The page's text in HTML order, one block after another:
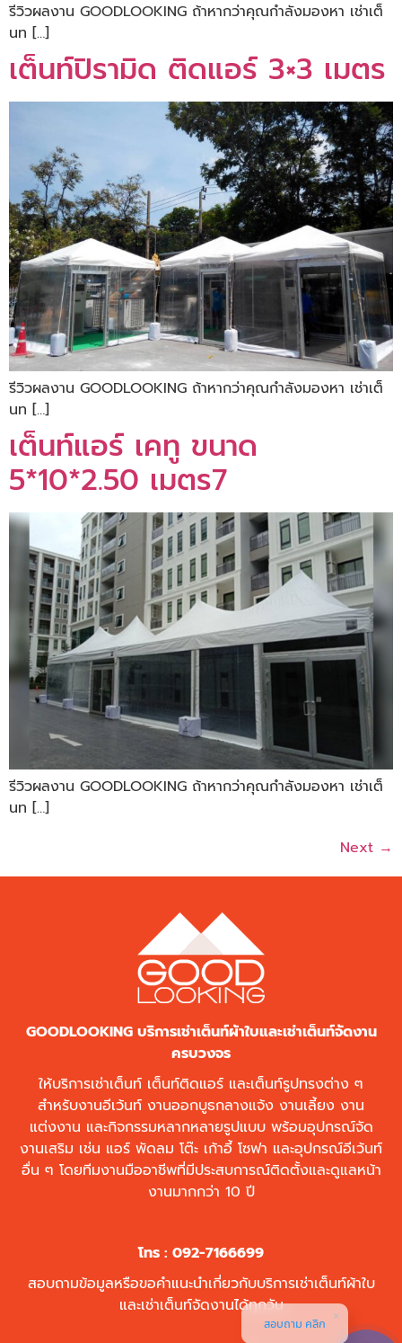
รีวิวผลงาน GOODLOOKING ถ้าหากว่าคุณกำลังมองหา เช่าเต็
นท […]
เต็นท์ปิรามิด ติดแอร์ 3×3 เมตร
รีวิวผลงาน GOODLOOKING ถ้าหากว่าคุณกำลังมองหา เช่าเต็
นท […]
เต็นท์แอร์ เคทู ขนาด
5*10*2.50 เมตร7
รีวิวผลงาน GOODLOOKING ถ้าหากว่าคุณกำลังมองหา เช่าเต็
นท […]
Next →
GOODLOOKING บริการเช่าเต็นท์ผ้าใบและเช่าเต็นท์จัดงาน
ครบวงจร
ให้บริการเช่าเต็นท์ เต็นท์ติดแอร์ และเต็นท์รูปทรงต่าง ๆ
สำหรับงานอีเว้นท์ งานออกบูธกลางแจ้ง งานเลี้ยง งาน
แต่งงาน และกิจกรรมหลากหลายรูปแบบ พร้อมอุปกรณ์จัด
งานเสริม เช่น แอร์ พัดลม โต๊ะ เก้าอี้ โซฟา และอุปกรณ์อีเว้นท์
อื่น ๆ โดยทีมงานมืออาชีพที่มีประสบการณ์ติดตั้งและดูแลหน้า
งานมากกว่า 10 ปี
โทร : 092-7166699
สอบถามข้อมูลหรือขอคำแนะนำเกี่ยวกับบริการเช่าเต็นท์ผ้าใบ
และเช่าเต็นท์จัดงานได้ทุกวัน
สอบถาม คลิก